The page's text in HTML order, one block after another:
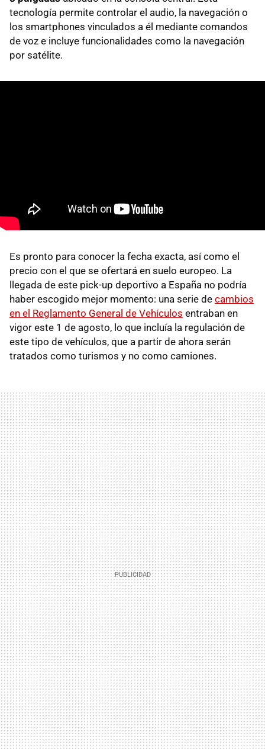
tecnología permite controlar el audio, la navegación o
los smartphones vinculados a él mediante comandos
de voz e incluye funcionalidades como la navegación
por satélite.
Es pronto para conocer la fecha exacta, así como el
precio con el que se ofertará en suelo europeo. La
llegada de este pick-up deportivo a España no podría
haber escogido mejor momento: una serie de cambios
en el Reglamento General de Vehículos entraban en
vigor este 1 de agosto, lo que incluía la regulación de
este tipo de vehículos, que a partir de ahora serán
tratados como turismos y no como camiones.